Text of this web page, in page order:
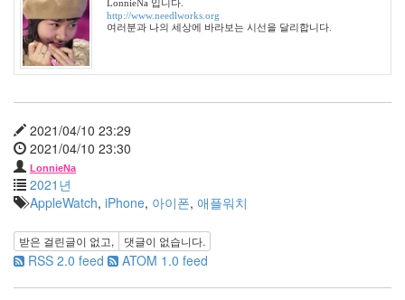
LonnieNa 입니다.
http://www.needlworks.org
여러분과 나의 세상에 바라보는 시선을 달리합니다.
2021/04/10 23:29
2021/04/10 23:30
LonnieNa
2021년
AppleWatch, iPhone, 아이폰, 애플워치
받은 걸린글이 없고, 댓글이 없습니다.
RSS 2.0 feed ATOM 1.0 feed
년
12
월
10
2011
년
2011
년
1
월
10
년
2